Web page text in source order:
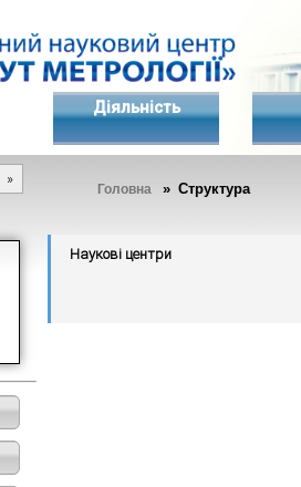
Діяльність
Головна » Структура
Наукові центри